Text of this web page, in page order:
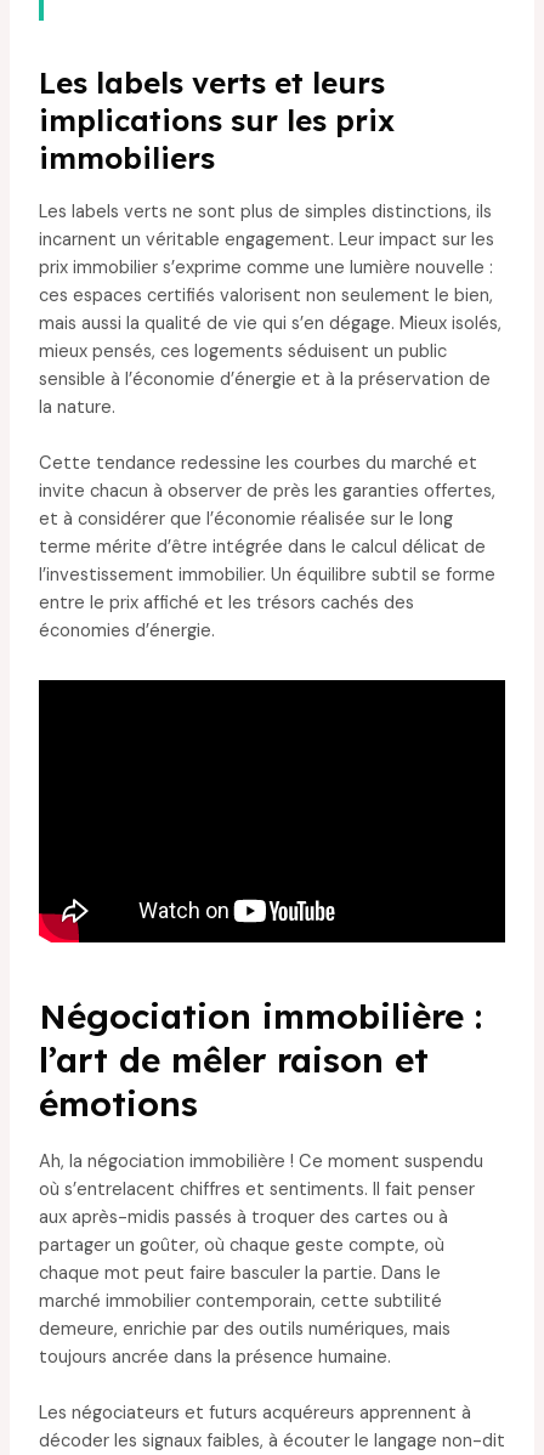
Les labels verts et leurs
implications sur les prix
immobiliers
Les labels verts ne sont plus de simples distinctions, ils
incarnent un véritable engagement. Leur impact sur les
prix immobilier s’exprime comme une lumière nouvelle :
ces espaces certifiés valorisent non seulement le bien,
mais aussi la qualité de vie qui s’en dégage. Mieux isolés,
mieux pensés, ces logements séduisent un public
sensible à l’économie d’énergie et à la préservation de
la nature.
Cette tendance redessine les courbes du marché et
invite chacun à observer de près les garanties offertes,
et à considérer que l’économie réalisée sur le long
terme mérite d’être intégrée dans le calcul délicat de
l’investissement immobilier. Un équilibre subtil se forme
entre le prix affiché et les trésors cachés des
économies d’énergie.
Négociation immobilière :
l’art de mêler raison et
émotions
Ah, la négociation immobilière ! Ce moment suspendu
où s’entrelacent chiffres et sentiments. Il fait penser
aux après-midis passés à troquer des cartes ou à
partager un goûter, où chaque geste compte, où
chaque mot peut faire basculer la partie. Dans le
marché immobilier contemporain, cette subtilité
demeure, enrichie par des outils numériques, mais
toujours ancrée dans la présence humaine.
Les négociateurs et futurs acquéreurs apprennent à
décoder les signaux faibles, à écouter le langage non-dit